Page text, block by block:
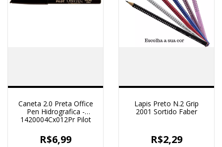
Caneta 2.0 Preta Office
Pen Hidrografica -
1420004Cx012Pr Pilot
R$6,99
Lapis Preto N.2 Grip
2001 Sortido Faber
R$2,29